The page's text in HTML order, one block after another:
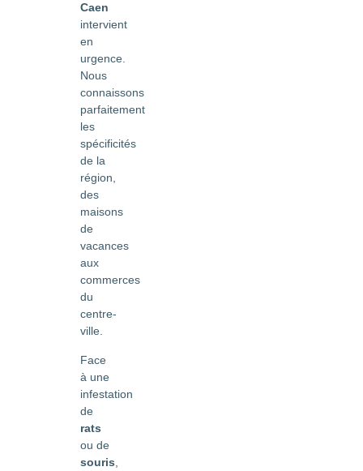
Caen
intervient
en
urgence.
Nous
connaissons
parfaitement
les
spécificités
de la
région,
des
maisons
de
vacances
aux
commerces
du
centre-
ville.
Face
à une
infestation
de
rats
ou de
souris